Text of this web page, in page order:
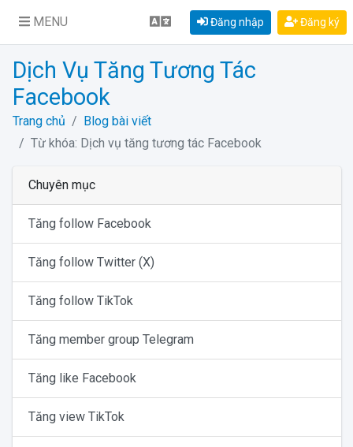
MENU Đăng nhập Đăng ký
Dịch Vụ Tăng Tương Tác
Facebook
Trang chủ
Blog bài viết
Từ khóa: Dịch vụ tăng tương tác Facebook
Chuyên mục
Tăng follow Facebook
Tăng follow Twitter (X)
Tăng follow TikTok
Tăng member group Telegram
Tăng like Facebook
Tăng view TikTok